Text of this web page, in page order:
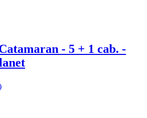
- 5 + 1 cab. -